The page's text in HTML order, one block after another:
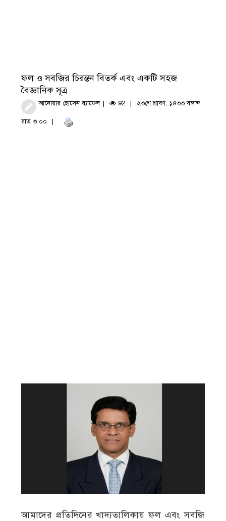
ফল ও সবজির চিরন্তন বিতর্ক এবং একটি সহজ
বৈজ্ঞানিক সূত্র
আনোয়ার হোসেন র‍্যাফেল 92 ২৩শে শ্রাবণ, ১৪৩৩ বঙ্গাব্দ ·
রাত ৩:০০
আমাদের প্রতিদিনের খাদ্যতালিকায় ফল এবং সবজি